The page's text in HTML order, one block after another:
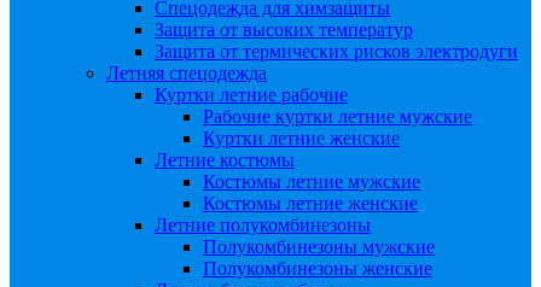
Спецодежда для химзащиты
Защита от высоких температур
Защита от термических рисков электродуги
Летняя спецодежда
Куртки летние рабочие
Рабочие куртки летние мужские
Куртки летние женские
Летние костюмы
Костюмы летние мужские
Костюмы летние женские
Летние полукомбинезоны
Полукомбинезоны мужские
Полукомбинезоны женские